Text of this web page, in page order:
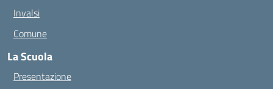
Invalsi
Comune
La Scuola
Presentazione